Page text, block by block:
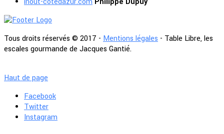
Tous droits réservés © 2017 - Mentions légales - Table Libre, les
escales gourmande de Jacques Gantié.
Haut de page
Facebook
Twitter
Instagram